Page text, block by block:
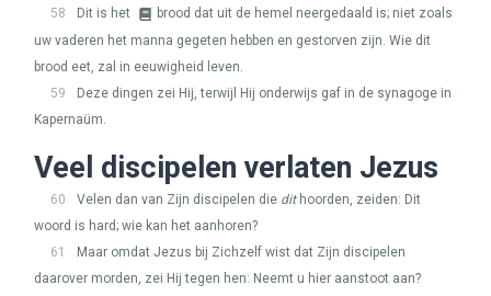
58
Dit is het
brood dat uit de hemel neergedaald is; niet zoals
uw vaderen het manna gegeten hebben en gestorven zijn. Wie dit
brood eet, zal in eeuwigheid leven.
59
Deze dingen zei Hij, terwijl Hij onderwijs gaf in de synagoge in
Kapernaüm.
Veel discipelen verlaten Jezus
60 Velen dan van Zijn discipelen die dithoorden, zeiden: Dit
woord is hard; wie kan het aanhoren?
61
Maar omdat Jezus bij Zichzelf wist dat Zijn discipelen
daarover morden, zei Hij tegen hen: Neemt u hier aanstoot aan?